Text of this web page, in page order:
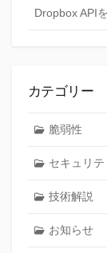
Dropbox API
カテゴリー
脆弱性
セキュリ
技術解説
お知らせ